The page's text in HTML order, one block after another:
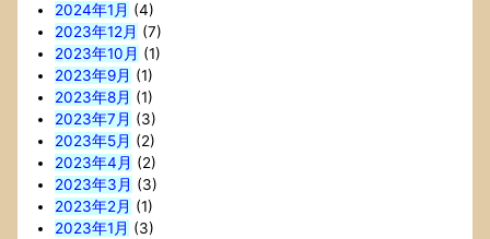
2024年1月 (4)
2023年12月 (7)
2023年10月 (1)
2023年9月 (1)
2023年8月 (1)
2023年7月 (3)
2023年5月 (2)
2023年4月 (2)
2023年3月 (3)
2023年2月 (1)
2023年1月 (3)